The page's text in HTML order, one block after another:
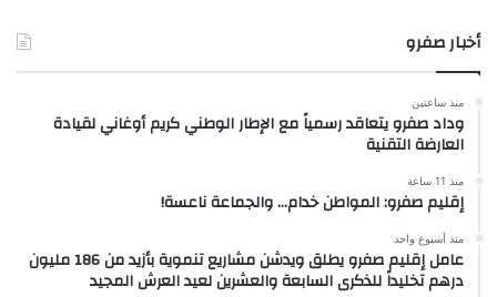
أخبار صفرو
منذ ساعتين
وداد صفرو يتعاقد رسمياً مع الإطار الوطني كريم أوغاني لقيادة
العارضة التقنية
منذ 11 ساعة
إقليم صفرو: المواطن خدام… والجماعة ناعسة!
منذ أسبوع واحد
عامل إقليم صفرو يطلق ويدشن مشاريع تنموية بأزيد من 186 مليون
درهم تخليداً للذكرى السابعة والعشرين لعيد العرش المجيد